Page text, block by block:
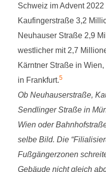
Schweiz im Advent
Kaufingerstraße 3,2
Neuhauser Straße 2,9
westlicher mit 2,7
Kärntner Straße in
in Frankfurt.5
Ob Neuhauserstraße,
Sendlinger Straße in
Wien oder
selbe Bild. Die
Fußgängerzonen
Gebäude nicht gleich